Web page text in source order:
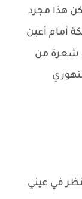
هذا مجرد
أمام أعين
شعرة من
في عيني